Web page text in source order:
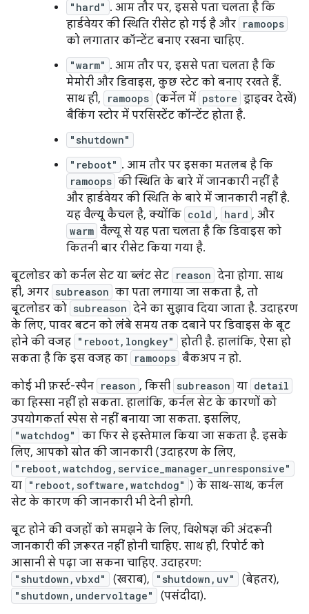
"hard" . आम तौर पर, इससे पता चलता है कि
हार्डवेयर की स्थिति रीसेट हो गई है और ramoops
को लगातार कॉन्टेंट बनाए रखना चाहिए.
"warm" . आम तौर पर, इससे पता चलता है कि
मेमोरी और डिवाइस, कुछ स्टेट को बनाए रखते हैं.
साथ ही,
ramoops (कर्नेल में pstore ड्राइवर देखें)
बैकिंग स्टोर में परसिस्टेंट कॉन्टेंट होता है.
"shutdown"
"reboot" . आम तौर पर इसका मतलब है कि
ramoops की स्थिति के बारे में जानकारी नहीं है
और हार्डवेयर की स्थिति के बारे में जानकारी नहीं है.
यह वैल्यू कैचल है, क्योंकि cold , hard , और
warm वैल्यू से यह पता चलता है कि डिवाइस को
कितनी बार रीसेट किया गया है.
बूटलोडर को कर्नल सेट या ब्लंट सेट reason देना होगा. साथ
ही, अगर subreason का पता लगाया जा सकता है, तो
बूटलोडर को subreason देने का सुझाव दिया जाता है. उदाहरण
के लिए, पावर बटन को लंबे समय तक दबाने पर डिवाइस के बूट
होने की वजह "reboot,longkey"
होती है. हालांकि, ऐसा हो
सकता है कि इस वजह का ramoops बैकअप न हो.
कोई भी फ़र्स्ट-स्पैन reason , किसी subreason या detail
का हिस्सा नहीं हो सकता. हालांकि, कर्नल सेट के कारणों को
उपयोगकर्ता स्पेस से नहीं बनाया जा सकता. इसलिए,
"watchdog"
का फिर से इस्तेमाल किया जा सकता है. इसके
लिए, आपको स्रोत की जानकारी (उदाहरण के लिए,
"reboot,watchdog,service_manager_unresponsive"
या "reboot,software,watchdog" ) के साथ-साथ, कर्नल
सेट के कारण की जानकारी भी देनी होगी.
बूट होने की वजहों को समझने के लिए, विशेषज्ञ की अंदरूनी
जानकारी की ज़रूरत नहीं होनी चाहिए. साथ ही, रिपोर्ट को
आसानी से पढ़ा जा सकना चाहिए. उदाहरण:
"shutdown,vbxd" (खराब), "shutdown,uv" (बेहतर),
"shutdown,undervoltage" (पसंदीदा).